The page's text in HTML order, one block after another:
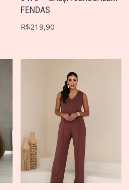
FENDAS
R$219,90